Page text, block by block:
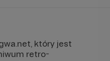
który jest
retro-